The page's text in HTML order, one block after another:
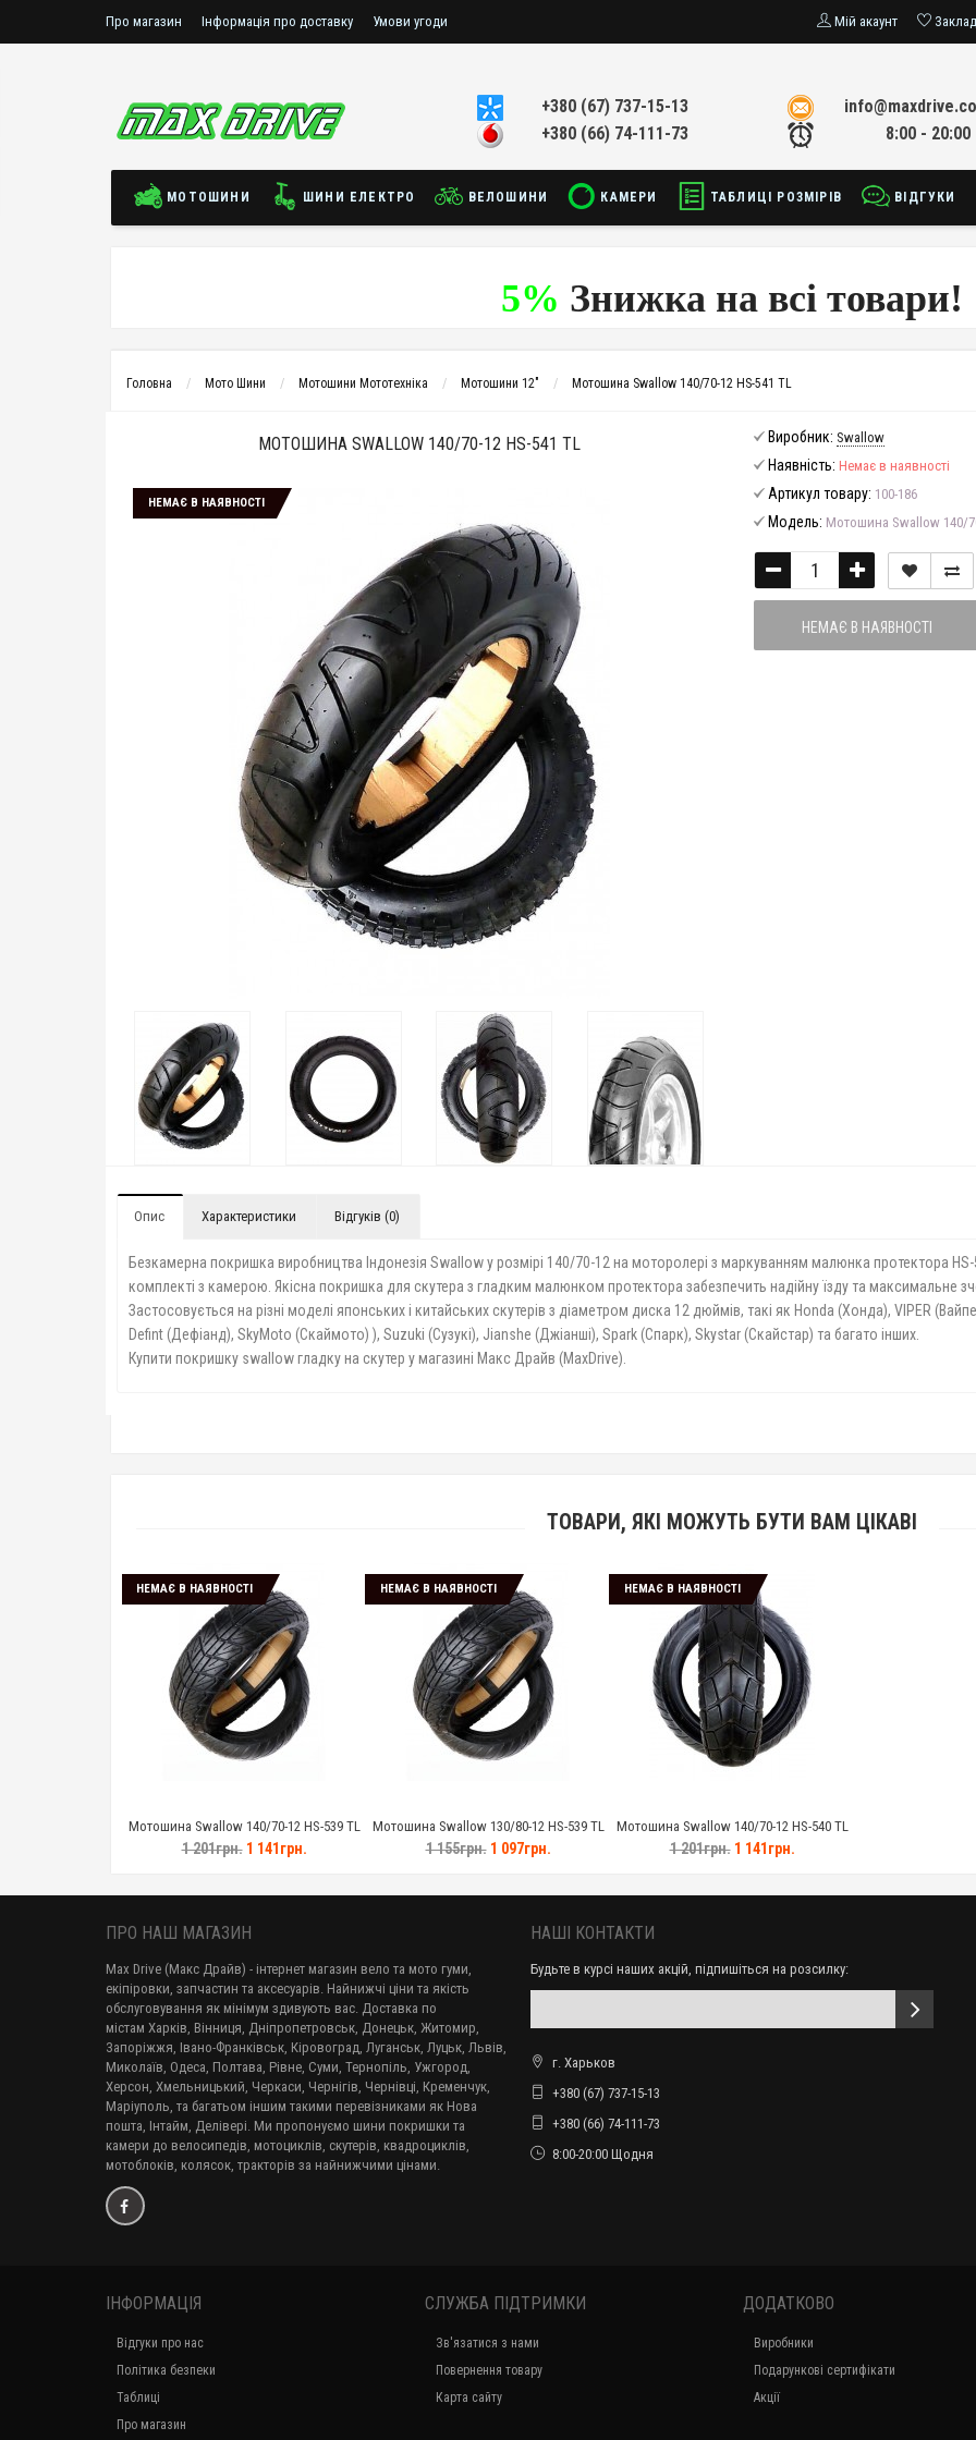
Про магазин Інформація про доставку Умови угоди Мій акаунт
+380 (67) 737-15-13
+380 (66) 74-111-73
8:00 - 20:00
МОТОШИНИ ШИНИ ЕЛЕКТРО ВЕЛОШИНИ КАМЕРИ ТАБЛИЦІ РОЗМІРІВ ВІДГУКИ
5% Знижка на всі товари!
Головна Мото Шини Мотошини Мототехніка Мотошини 12" Мотошина Swallow 140/70-12 HS-541 TL
МОТОШИНА SWALLOW 140/70-12 HS-541 TL
НЕМАЄ В НАЯВНОСТІ
Виробник: Swallow
Наявність: Немає в наявності
Артикул товару: 100-186
Модель: Мотошина Swallow 140/
НЕМАЄ В НАЯВНОСТІ
Опис Характеристики Відгуків (0)
Безкамерна покришка виробництва Індонезія Swallow у розмірі 140/70-12 на моторолері з маркуванням малюнка протектора
комплекті з камерою. Якісна покришка для скутера з гладким малюнком протектора забезпечить надійну їзду та максимальне
Застосовується на різні моделі японських і китайських скутерів з діаметром диска 12 дюймів, такі як Honda (Хонда), VIPER
Defint (Дефіанд), SkyMoto (Скаймото) ), Suzuki (Сузукі), Jianshe (Джіанші), Spark (Спарк), Skystar (Скайстар) та багато інших.
Купити покришку swallow гладку на скутер у магазині Макс Драйв (MaxDrive).
ТОВАРИ, ЯКІ МОЖУТЬ БУТИ ВАМ ЦІКАВІ
НЕМАЄ В НАЯВНОСТІ
Мотошина Swallow 140/70-12 HS-539 TL
1 201грн.1 141грн.
НЕМАЄ В НАЯВНОСТІ
Мотошина Swallow 130/80-12 HS-539 TL
1 155грн.1 097грн.
НЕМАЄ В НАЯВНОСТІ
Мотошина Swallow 140/70-12 HS-540 TL
1 201грн.1 141грн.
ПРО НАШ МАГАЗИН
Max Drive (Макс Драйв) - інтернет магазин вело та мото гуми,
екіпіровки, запчастин та аксесуарів. Найнижчі ціни та якість
обслуговування як мінімум здивують вас. Доставка по
містам Харків, Вінниця, Дніпропетровськ, Донецьк, Житомир,
Запоріжжя, Івано-Франківськ, Кіровоград, Луганськ, Луцьк, Львів,
Миколаїв, Одеса, Полтава, Рівне, Суми, Тернопіль, Ужгород,
Херсон, Хмельницький, Черкаси, Чернігів, Чернівці, Кременчук,
Маріуполь, та багатьом іншим такими перевізниками як Нова
пошта, Інтайм, Делівері. Ми пропонуємо шини покришки та
камери до велосипедів, мотоциклів, скутерів, квадроциклів,
мотоблоків, колясок, тракторів за найнижчими цінами.
НАШІ КОНТАКТИ
Будьте в курсі наших акцій, підпишіться на розсилку:
г. Харьков
+380 (67) 737-15-13
+380 (66) 74-111-73
8:00-20:00 Щодня
ІНФОРМАЦІЯ
Відгуки про нас
Політика безпеки
Таблиці
Про магазин
СЛУЖБА ПІДТРИМКИ
Зв'язатися з нами
Повернення товару
Карта сайту
ДОДАТКОВО
Виробники
Подарункові сертифікати
Акції